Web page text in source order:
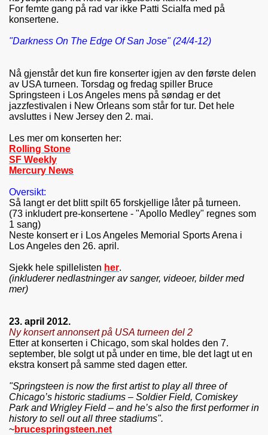
For femte gang på rad var ikke Patti Scialfa med på
konsertene.
"Darkness On The Edge Of San Jose" (24/4-12)
Nå gjenstår det kun fire konserter igjen av den første delen
av USA turneen. Torsdag og fredag spiller Bruce
Springsteen i Los Angeles mens på søndag er det
jazzfestivalen i New Orleans som står for tur. Det hele
avsluttes i New Jersey den 2. mai.
Les mer om konserten her:
Rolling Stone
SF Weekly
Mercury News
Oversikt:
Så langt er det blitt spilt 65 forskjellige låter på turneen.
(73 inkludert pre-konsertene - "Apollo Medley" regnes som
1 sang)
Neste konsert er i Los Angeles Memorial Sports Arena i
Los Angeles den 26. april.
Sjekk hele spillelisten her.
(inkluderer nedlastninger av sanger, videoer, bilder med
mer)
23. april 2012.
Ny konsert annonsert på USA turneen del 2
Etter at konserten i Chicago, som skal holdes den 7.
september, ble solgt ut på under en time, ble det lagt ut en
ekstra konsert på samme sted dagen etter.
"Springsteen is now the first artist to play all three of
Chicago’s historic stadiums – Soldier Field, Comiskey
Park and Wrigley Field – and he’s also the first performer in
history to sell out all three stadiums".
~brucespringsteen.net